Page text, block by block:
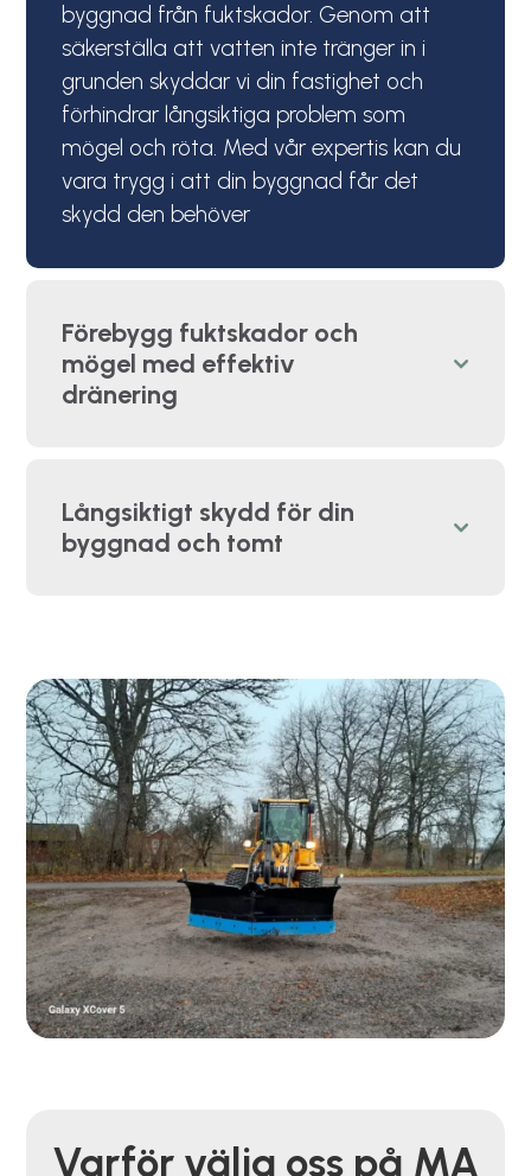
byggnad från fuktskador. Genom att
säkerställa att vatten inte tränger in i
grunden skyddar vi din fastighet och
förhindrar långsiktiga problem som
mögel och röta. Med vår expertis kan du
vara trygg i att din byggnad får det
skydd den behöver
Förebygg fuktskador och
mögel med effektiv
dränering
Långsiktigt skydd för din
byggnad och tomt
Varför välja oss på MA